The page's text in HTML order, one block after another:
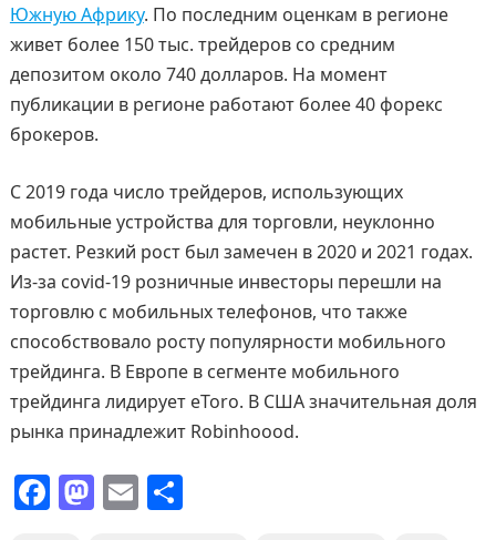
Южную Африку. По последним оценкам в регионе
живет более 150 тыс. трейдеров со средним
депозитом около 740 долларов. На момент
публикации в регионе работают более 40 форекс
брокеров.
С 2019 года число трейдеров, использующих
мобильные устройства для торговли, неуклонно
растет. Резкий рост был замечен в 2020 и 2021 годах.
Из-за covid-19 розничные инвесторы перешли на
торговлю с мобильных телефонов, что также
способствовало росту популярности мобильного
трейдинга. В Европе в сегменте мобильного
трейдинга лидирует eToro. В США значительная доля
рынка принадлежит Robinhoood.
F
a
M
a
E
m
О